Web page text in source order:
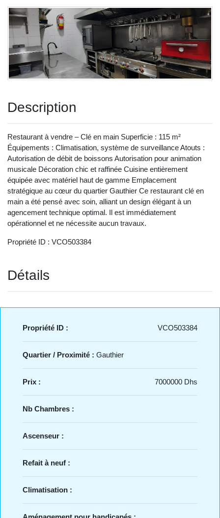
Description
Restaurant à vendre – Clé en main Superficie : 115 m²
Équipements : Climatisation, système de surveillance Atouts :
Autorisation de débit de boissons Autorisation pour animation
musicale Décoration chic et raffinée Cuisine entièrement
équipée avec matériel haut de gamme Emplacement
stratégique au cœur du quartier Gauthier Ce restaurant clé en
main a été pensé avec soin, alliant un design élégant à un
agencement technique optimal. Il est immédiatement
opérationnel et ne nécessite aucun travaux.
Propriété ID : VCO503384
Détails
Propriété ID : VCO503384
Quartier / Proximité : Gauthier
Prix : 7000000 Dhs
Nb Chambres :
Ascenseur :
Refait à neuf :
Climatisation :